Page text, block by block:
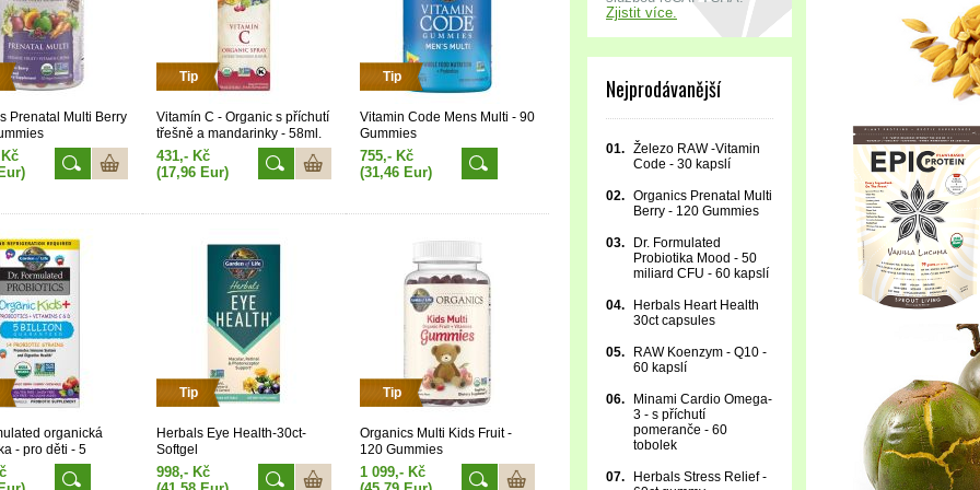
Prenatal Multi Berry
Tip
Vitamín C - Organic s příchutí
třešně a mandarinky - 58ml.
sprej
431,- Kč
(17,96 Eur)
Tip
Vitamin Code Mens Multi - 90
Gummies
755,- Kč
(31,46 Eur)
organická
- pro děti - 5
s příchutí lesního
30 tablet
Tip
Herbals Eye Health-30ct-
Softgel
998,- Kč
Tip
Organics Multi Kids Fruit -
120 Gummies
1 099,- Kč
Zjistit více.
Nejprodávanější
01. Železo RAW -Vitamin
Code - 30 kapslí
02. Organics Prenatal Multi
Berry - 120 Gummies
03.
Dr. Formulated
Probiotika Mood - 50
miliard CFU - 60 kapslí
04.
Herbals Heart Health
30ct capsules
05.
RAW Koenzym - Q10 -
60 kapslí
06.
Minami Cardio Omega-
3 - s příchutí
pomeranče - 60
tobolek
07.
Herbals Stress Relief -